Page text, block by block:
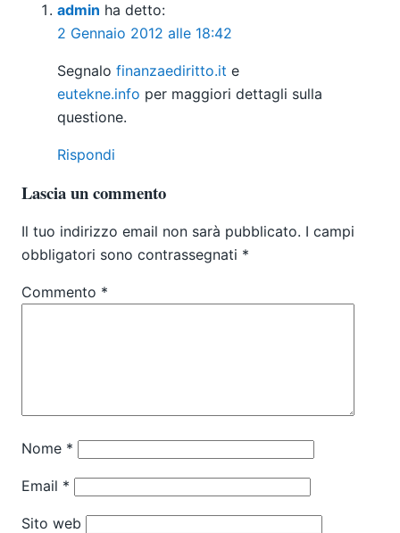
admin ha detto:
2 Gennaio 2012 alle 18:42
Segnalo finanzaediritto.it e
eutekne.info per maggiori dettagli sulla
questione.
Rispondi
Lascia un commento
Il tuo indirizzo email non sarà pubblicato. I campi
obbligatori sono contrassegnati *
Commento *
Nome *
Email *
Sito web